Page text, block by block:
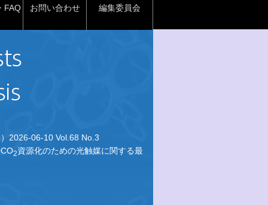
FAQ お問い合わせ 編集委員会
2026-06-10 Vol.68 No.3
2資源化のための光触媒に関する最